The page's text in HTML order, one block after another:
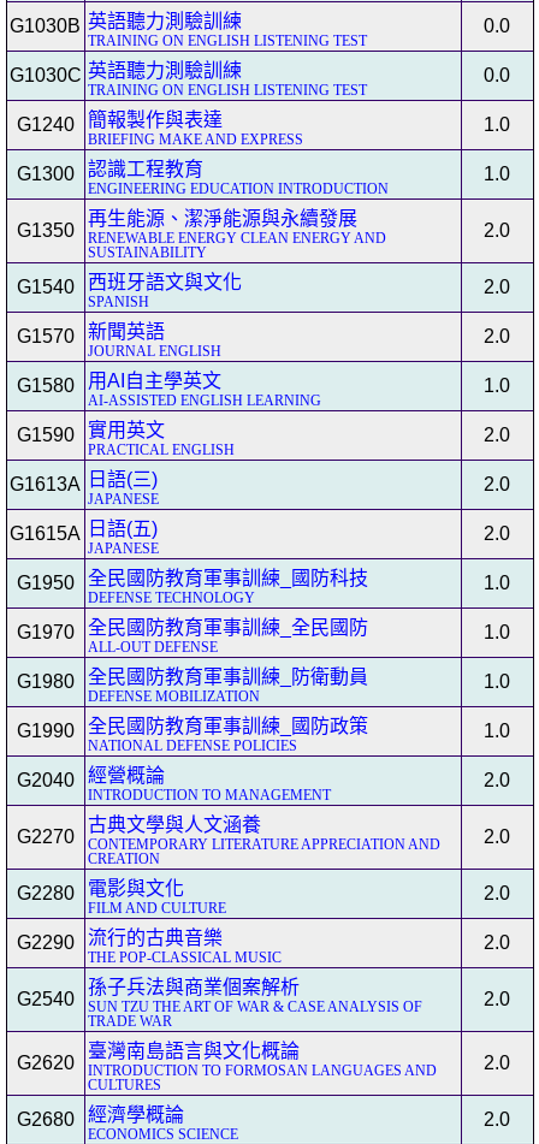
G1030B 英語聽力測驗訓練
TRAINING ON ENGLISH LISTENING TEST
0.0
G1030C 英語聽力測驗訓練
TRAINING ON ENGLISH LISTENING TEST
0.0
G1240 簡報製作與表達
BRIEFING MAKE AND EXPRESS
1.0
G1300 認識工程教育
ENGINEERING EDUCATION INTRODUCTION
1.0
G1350
再生能源、潔淨能源與永續發展
RENEWABLE ENERGY CLEAN ENERGY AND
SUSTAINABILITY
2.0
G1540 西班牙語文與文化
SPANISH
2.0
G1570 新聞英語
JOURNAL ENGLISH
2.0
G1580 用AI自主學英文
AI-ASSISTED ENGLISH LEARNING
1.0
G1590 實用英文
PRACTICAL ENGLISH
2.0
G1613A 日語(三)
JAPANESE
2.0
G1615A 日語(五)
JAPANESE
2.0
G1950 全民國防教育軍事訓練_國防科技
DEFENSE TECHNOLOGY
1.0
G1970 全民國防教育軍事訓練_全民國防
ALL-OUT DEFENSE
1.0
G1980 全民國防教育軍事訓練_防衛動員
DEFENSE MOBILIZATION
1.0
G1990 全民國防教育軍事訓練_國防政策
NATIONAL DEFENSE POLICIES
1.0
G2040 經營概論
INTRODUCTION TO MANAGEMENT
2.0
G2270
古典文學與人文涵養
CONTEMPORARY LITERATURE APPRECIATION AND
CREATION
2.0
G2280 電影與文化
FILM AND CULTURE
2.0
G2290 流行的古典音樂
THE POP-CLASSICAL MUSIC
2.0
G2540
孫子兵法與商業個案解析
SUN TZU THE ART OF WAR & CASE ANALYSIS OF
TRADE WAR
2.0
G2620
臺灣南島語言與文化概論
INTRODUCTION TO FORMOSAN LANGUAGES AND
CULTURES
2.0
G2680 經濟學概論
ECONOMICS SCIENCE
2.0